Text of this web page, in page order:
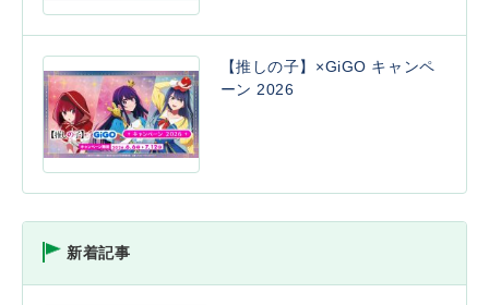
【推しの子】×GiGO キャンペ
ーン 2026
新着記事